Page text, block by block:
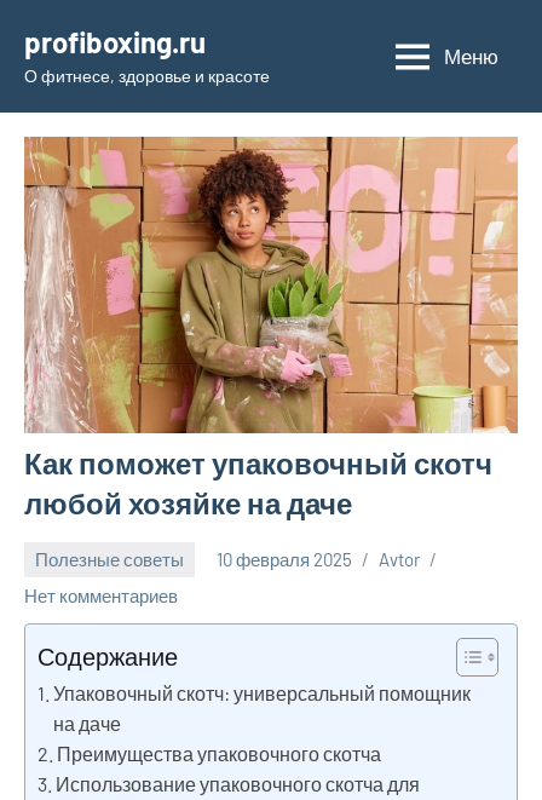
содержимому
profiboxing.ru
О фитнесе, здоровье и красоте
Меню
Как поможет упаковочный скотч
любой хозяйке на даче
Полезные советы 10 февраля 2025
Avtor
Нет комментариев
Содержание
Упаковочный скотч: универсальный помощник
на даче
Преимущества упаковочного скотча
Использование упаковочного скотча для